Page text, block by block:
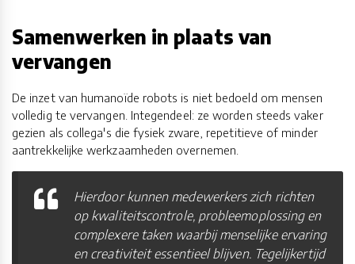
Samenwerken in plaats van
vervangen
De inzet van humanoïde robots is niet bedoeld om mensen
volledig te vervangen. Integendeel: ze worden steeds vaker
gezien als collega's die fysiek zware, repetitieve of minder
aantrekkelijke werkzaamheden overnemen.
Hierdoor kunnen medewerkers zich richten
op kwaliteitscontrole, probleemoplossing en
complexere taken waarbij menselijke ervaring
en creativiteit essentieel blijven. Tegelijkertijd